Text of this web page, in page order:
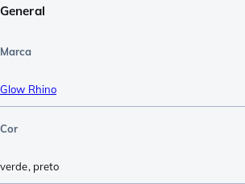
General
Marca
Glow Rhino
Cor
verde, preto